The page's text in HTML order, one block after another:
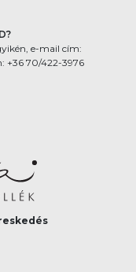
e-mail cím:
+36 70/422-3976